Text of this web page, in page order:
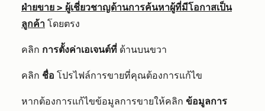
ฝ่ายขาย > ผู้เชี่ยวชาญด้านการค้นหาผู้ที่มีโอกาสเป็น
ลูกค้า โดยตรง
คลิก การตั้งค่าเอเจนต์ที่ ด้านบนขวา
คลิก ชื่อ โปรไฟล์การขายที่คุณต้องการแก้ไข
หากต้องการแก้ไขข้อมูลการขายให้คลิก ข้อมูลการ